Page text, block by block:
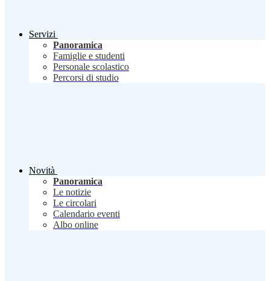
Servizi
Panoramica
Famiglie e studenti
Personale scolastico
Percorsi di studio
Novità
Panoramica
Le notizie
Le circolari
Calendario eventi
Albo online